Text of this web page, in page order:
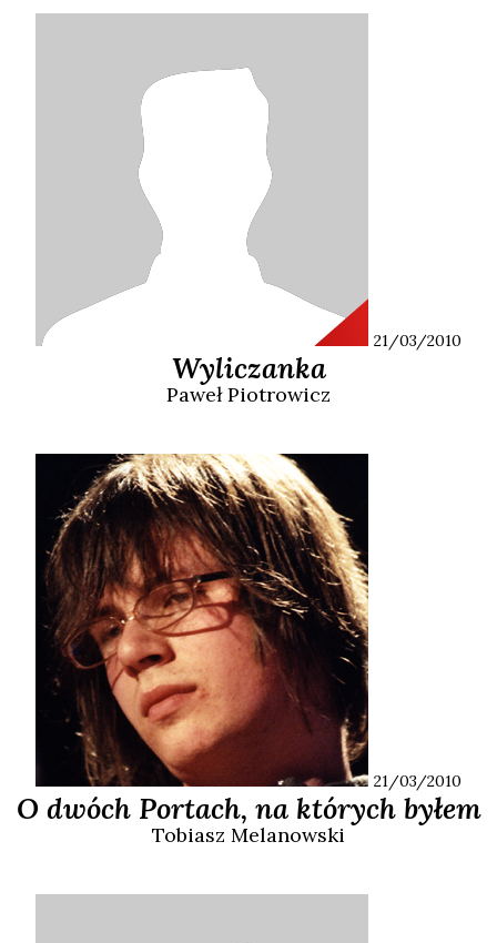
21/03/2010
Wyliczanka
PawełPiotrowicz
21/03/2010
O dwóch Portach, na których byłem
Tobiasz Melanowski